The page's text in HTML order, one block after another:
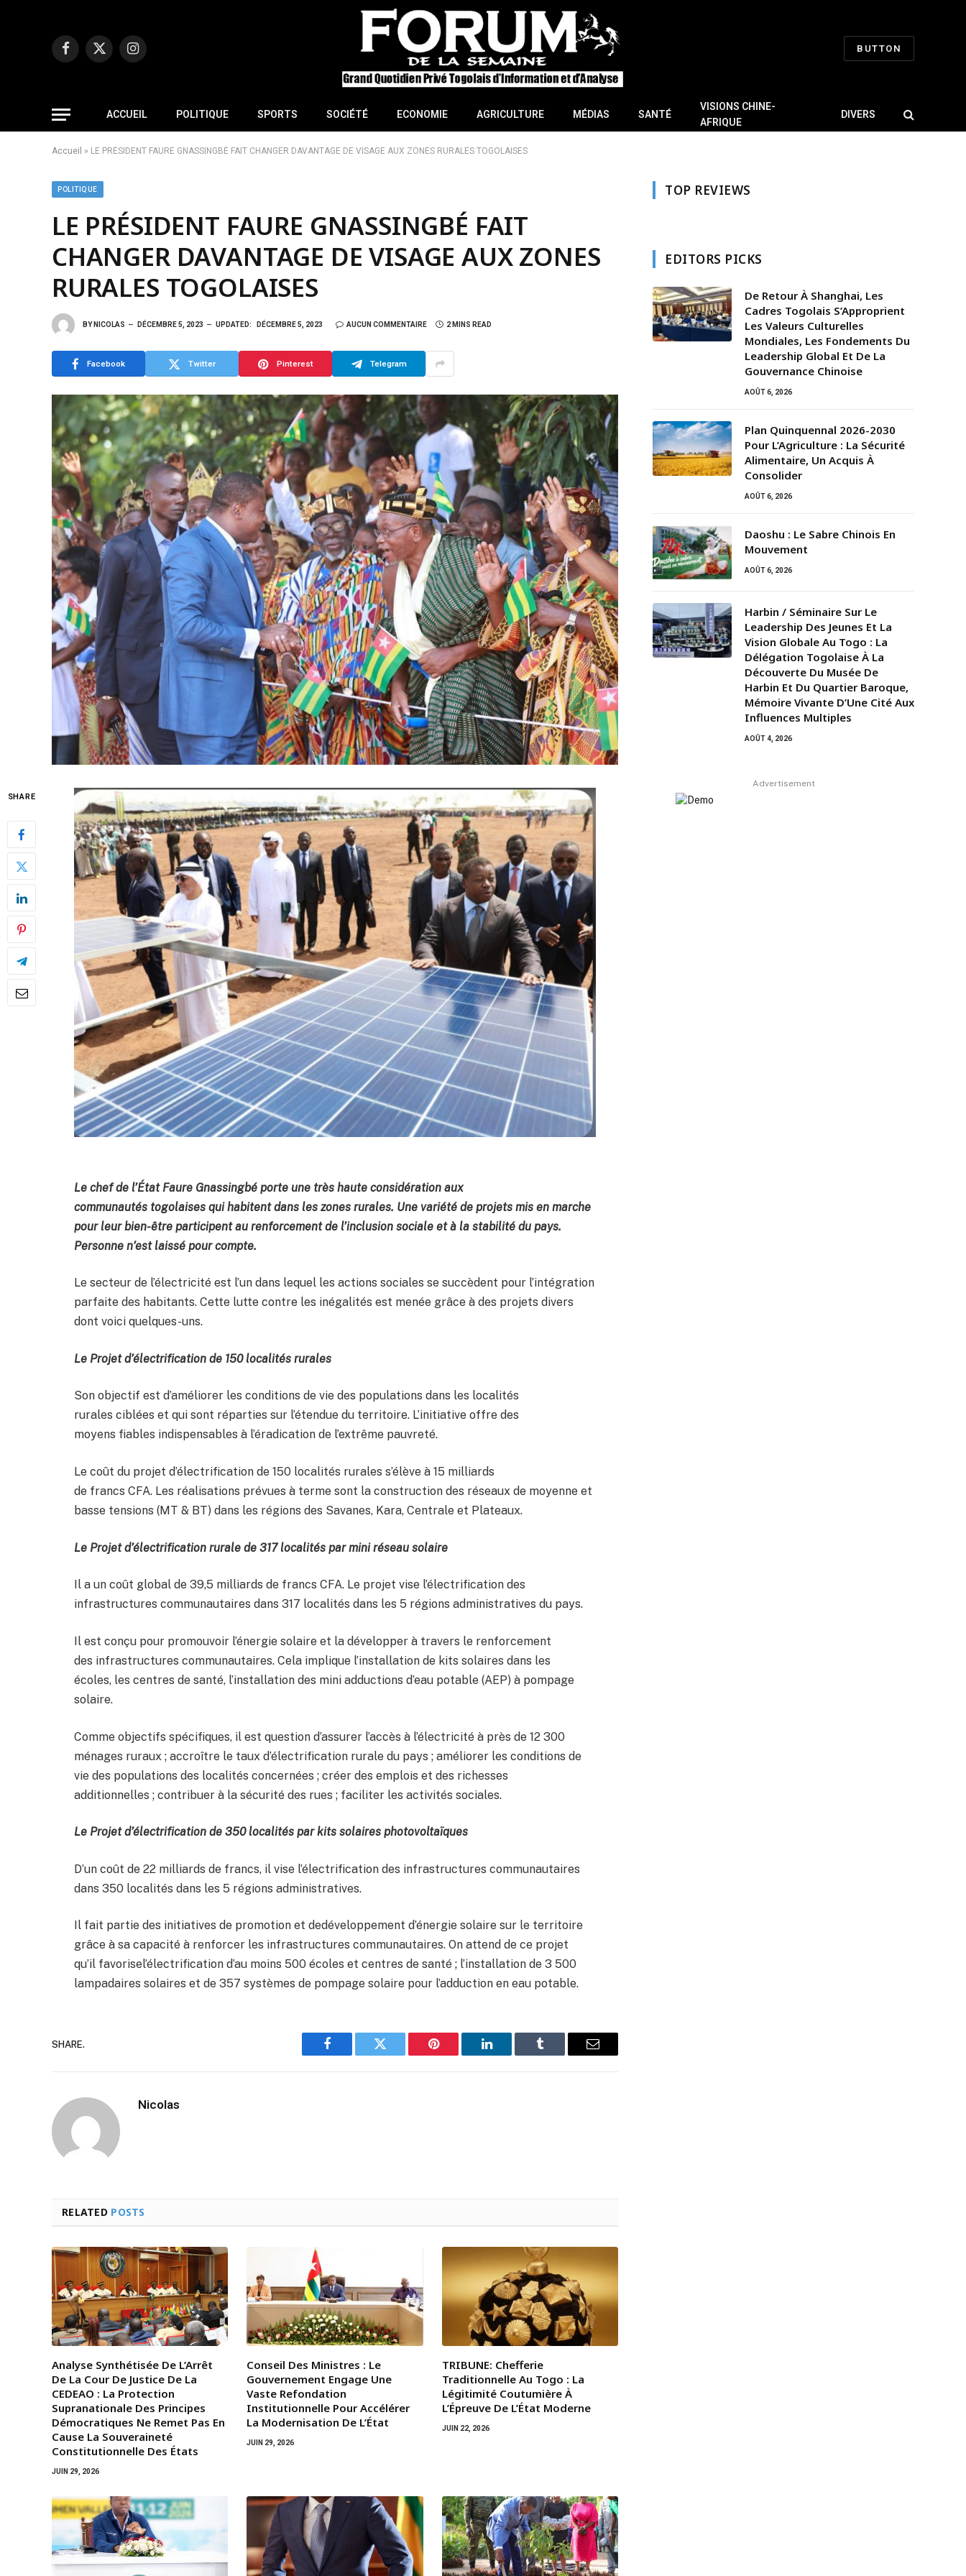
Facebook
X
Instagram
BUTTON
ACCUEIL POLITIQUE SPORTS SOCIÉTÉ ECONOMIE AGRICULTURE MÉDIAS SANTÉ
VISIONS CHINE-
AFRIQUE
DIVERS
Accueil » LE PRÉSIDENT FAURE GNASSINGBÉ FAIT CHANGER DAVANTAGE DE VISAGE AUX ZONES RURALES TOGOLAISES
POLITIQUE
LE PRÉSIDENT FAURE GNASSINGBÉ FAIT
CHANGER DAVANTAGE DE VISAGE AUX ZONES
RURALES TOGOLAISES
BY NICOLAS DÉCEMBRE 5, 2023 UPDATED: DÉCEMBRE 5, 2023 AUCUN COMMENTAIRE 2 MINS READ
Facebook Twitter Pinterest Telegram
SHARE
Le chef de l’État Faure Gnassingbé porte une très haute considération aux
communautés togolaises qui habitent dans les zones rurales. Une variété de projets mis en marche
pour leur bien-être participent au renforcement de l’inclusion sociale et à la stabilité du pays.
Personne n’est laissé pour compte.
Le secteur de l’électricité est l’un dans lequel les actions sociales se succèdent pour l’intégration
parfaite des habitants. Cette lutte contre les inégalités est menée grâce à des projets divers
dont voici quelques-uns.
Le Projet d’électrification de 150 localités rurales
Son objectif est d’améliorer les conditions de vie des populations dans les localités
rurales ciblées et qui sont réparties sur l’étendue du territoire. L’initiative offre des
moyens fiables indispensables à l’éradication de l’extrême pauvreté.
Le coût du projet d’électrification de 150 localités rurales s’élève à 15 milliards
de francs CFA. Les réalisations prévues à terme sont la construction des réseaux de moyenne et
basse tensions (MT & BT) dans les régions des Savanes, Kara, Centrale et Plateaux.
Le Projet d’électrification rurale de 317 localités par mini réseau solaire
Il a un coût global de 39,5 milliards de francs CFA. Le projet vise l’électrification des
infrastructures communautaires dans 317 localités dans les 5 régions administratives du pays.
Il est conçu pour promouvoir l’énergie solaire et la développer à travers le renforcement
des infrastructures communautaires. Cela implique l’installation de kits solaires dans les
écoles, les centres de santé, l’installation des mini adductions d’eau potable (AEP) à pompage
solaire.
Comme objectifs spécifiques, il est question d’assurer l’accès à l’électricité à près de 12 300
ménages ruraux ; accroître le taux d’électrification rurale du pays ; améliorer les conditions de
vie des populations des localités concernées ; créer des emplois et des richesses
additionnelles ; contribuer à la sécurité des rues ; faciliter les activités sociales.
Le Projet d’électrification de 350 localités par kits solaires photovoltaïques
D’un coût de 22 milliards de francs, il vise l’électrification des infrastructures communautaires
dans 350 localités dans les 5 régions administratives.
Il fait partie des initiatives de promotion et dedéveloppement d’énergie solaire sur le territoire
grâce à sa capacité à renforcer les infrastructures communautaires. On attend de ce projet
qu’il favorisel’électrification d’au moins 500 écoles et centres de santé ; l’installation de 3 500
lampadaires solaires et de 357 systèmes de pompage solaire pour l’adduction en eau potable.
SHARE.
Facebook Twitter Pinterest LinkedIn Tumblr Email
Nicolas
RELATED POSTS
Analyse Synthétisée De L’Arrêt
De La Cour De Justice De La
CEDEAO : La Protection
Supranationale Des Principes
Démocratiques Ne Remet Pas En
Cause La Souveraineté
Constitutionnelle Des États
JUIN 29, 2026
Conseil Des Ministres : Le
Gouvernement Engage Une
Vaste Refondation
Institutionnelle Pour Accélérer
La Modernisation De L’État
JUIN 29, 2026
TRIBUNE: Chefferie
Traditionnelle Au Togo : La
Légitimité Coutumière À
L’Épreuve De L’État Moderne
JUIN 22, 2026
TOP REVIEWS
EDITORS PICKS
De Retour À Shanghai, Les
Cadres Togolais S’Approprient
Les Valeurs Culturelles
Mondiales, Les Fondements Du
Leadership Global Et De La
Gouvernance Chinoise
AOÛT 6, 2026
Plan Quinquennal 2026-2030
Pour L’Agriculture : La Sécurité
Alimentaire, Un Acquis À
Consolider
AOÛT 6, 2026
Daoshu : Le Sabre Chinois En
Mouvement
AOÛT 6, 2026
Harbin / Séminaire Sur Le
Leadership Des Jeunes Et La
Vision Globale Au Togo : La
Délégation Togolaise À La
Découverte Du Musée De
Harbin Et Du Quartier Baroque,
Mémoire Vivante D’Une Cité Aux
Influences Multiples
AOÛT 4, 2026
Advertisement